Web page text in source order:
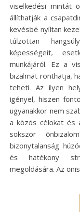
viselkedési mintát
állíthatják a
kevésbé nyíltan
túlzottan
képességeit,
munkájáról. Ez a
bizalmat ronthatja,
teheti. Az ilyen
igényel, hiszen
ugyanakkor nem
a közös célokat és
sokszor
bizonytalanság
és hatékony
megoldására. Az